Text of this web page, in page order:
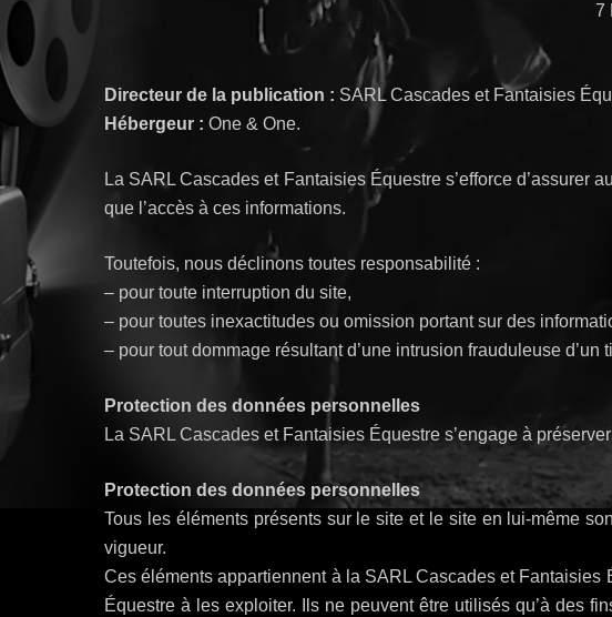
7
Directeur de la publication : SARL Cascades et Fantaisies
Hébergeur : One & One.
La SARL Cascades et Fantaisies Équestre s’efforce d’assurer
que l’accès à ces informations.
Toutefois, nous déclinons toutes responsabilité :
– pour toute interruption du site,
– pour toutes inexactitudes ou omission portant sur des
– pour tout dommage résultant d’une intrusion frauduleuse
Protection des données personnelles
La SARL Cascades et Fantaisies Équestre s’engage à
Protection des données personnelles
Tous les éléments présents sur le site et le site en lui-même
vigueur.
Ces éléments appartiennent à la SARL Cascades et
Équestre à les exploiter. Ils ne peuvent être utilisés qu’à des